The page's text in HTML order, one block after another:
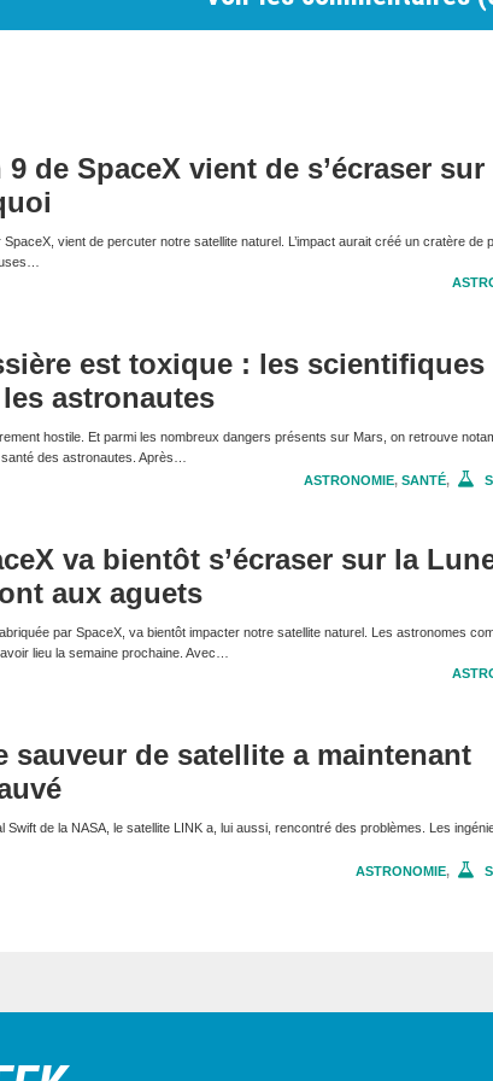
de SpaceX vient de s’écraser sur
vient de percuter notre satellite naturel. L’impact aurait créé un cratère de
est toxique : les scientifiques
astronautes
hostile. Et parmi les nombreux dangers présents sur Mars, on retrouve
des astronautes. Après…
ASTRONOMIE, SANTÉ,
va bientôt s’écraser sur la
aux aguets
par SpaceX, va bientôt impacter notre satellite naturel. Les astronomes
lieu la semaine prochaine. Avec…
sauveur de satellite a maintenant
Swift de la NASA, le satellite LINK a, lui aussi, rencontré des problèmes. Les
ASTRONOMIE,